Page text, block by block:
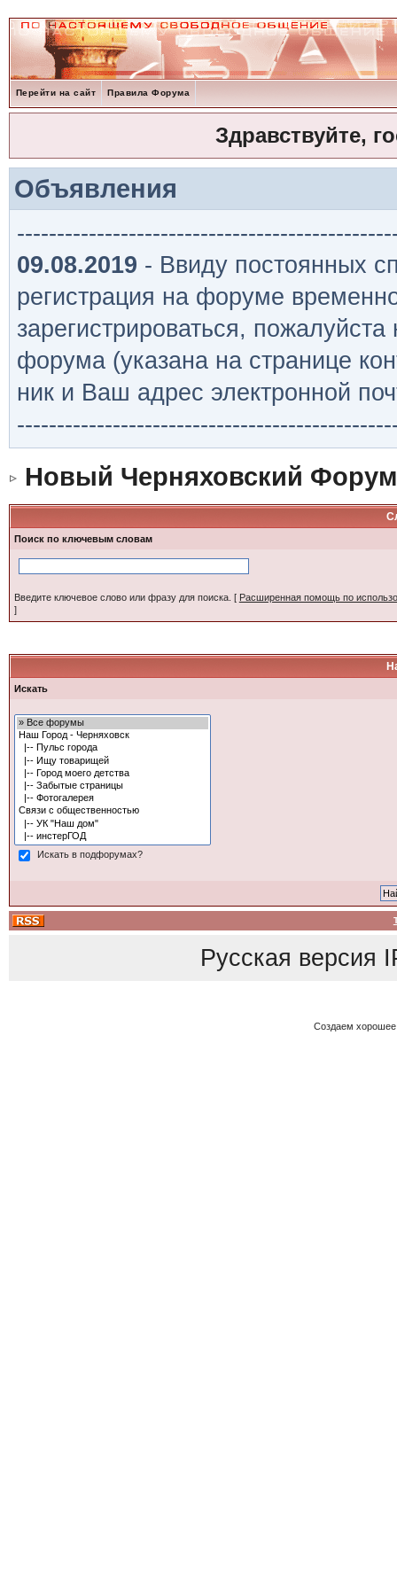
Перейти на сайт Правила Форума
Здравствуйте,
Объявления
09.08.2019 - Ввиду постоянных
регистрация на форуме
зарегистрироваться,
форума (указана на странице
ник и Ваш адрес электронной
Новый Черняховский Форум
Поиск по ключевым словам
Введите ключевое слово или фразу для поиска. [ Расширенная помощь по
]
Искать
Искать в подфорумах?
Русская версия
Создаем